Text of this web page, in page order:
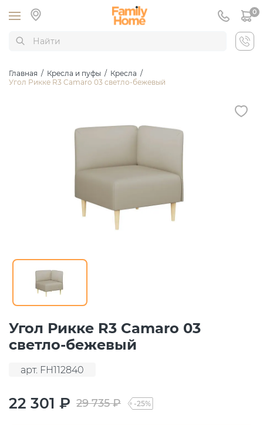
0
Главная / Кресла и пуфы / Кресла /
Угол Рикке R3 Camaro 03 светло-бежевый
Угол Рикке R3 Camaro 03
светло-бежевый
арт. FH112840
22 301 ₽ 29 735 ₽ -25%